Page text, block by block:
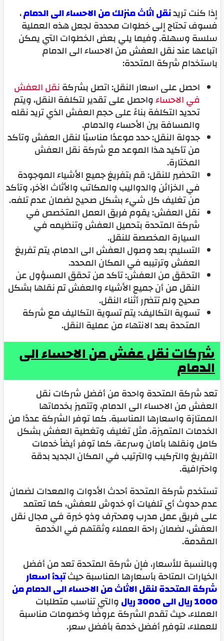
إذا كنت تريدنقل اثاث منزلك من الاحساء الى الدمام،
فسوف تحتاج إلى خطوات محددة لجعل هذه العملية
سلسة وسهلة. وفيما يلي بعض الخطوات التي يمكن
اتباعها عند نقل العفش من الاحساء الى الدمام
باستخدام شركة المتحدة:
احصل على اسعار النقل: اتصل بشركةنقل العفش
في الاحساءواحصل على تقدير لتكلفة النقل، ويتم
تحديد التكلفة بناءً على حجم العفش الذي تريد نقله
والمسافة بين الأحساء والدمام.
جدولة النقل: حدد موعدًا مناسبًا لنقل العفش وتأكد
من تأكيد هذا الموعد مع شركة نقل العفش
المختارة.
التحضير للنقل: قم بتفريغ جميع الأشياء الموجودة
في الخزائن والدواليب والمكاتب والأثاث الآخر، وتأكد
من تغليف كل شيء بشكل صحيح لضمان عدم تلفه.
نقل العفش: يقوم فريق العمل المتخصص في
شركة المتحدة بتحميل العفش وتنظيمه في
السيارة المخصصة للنقل.
التسليم: بعد وصول العفش الى الدمام، يتم تفريغ
العفش وترتيبه في المكان المحدد.
التحقق من العفش: تأكد من تحقق المسؤول عن
النقل من أن جميع الأشياء والعفش تم نقلها بشكل
صحيح ولم تتضرر أثناء النقل.
تسوية التكاليف: يتم تسوية التكاليف مع شركة
المتحدة بعد الانتهاء من عملية النقل.
شركات نقل عفش من الاحساء الى
الدمام
تعد شركة المتحدة واحدة من أفضل شركات نقل
العفش من الاحساء الى الدمام، وتتميز بخدماتها
الممتازة واسعارها المناسبة. كما توفر الشركة عددًا من
الخدمات المتميزة، مثل تغليف وتغطية العفش بشكل
كامل ونقلها بأمان وسرعة، كما توفر أيضاً خدمات
التفريغ والتركيب والترتيب في المكان الجديد بدقة
واحترافية.
تستخدم شركة المتحدة أحدث الأدوات والمعدات لضمان
عدم حدوث أي تلفيات أو خدوش للعفش، كما تعتمد
على فريق عمل مدرب ومحترف وذو خبرة في مجال نقل
العفش، لضمان راحة العملاء وثقتهم في الخدمة
المقدمة.
وبالنسبة للأسعار، فإن شركة المتحدة تعد من أفضل
الخيارات المتاحة بأسعارها المناسبة حيثتبدأ اسعار
شركة المتحدة لنقل الاثاث من الاحساء الى الدمام من
1000 ريال الى 3000 ريال والتي تناسب متطلبات
العملاء، حيث تقدم الشركة عروضًا وخصومات مناسبة
للعملاء، لتوفير أفضل خدمة بأفضل سعر.